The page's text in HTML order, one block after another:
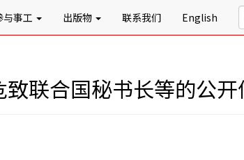
与事工 出版物 联系我们 English
联合国秘书长等的公开